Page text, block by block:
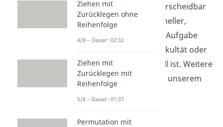
ist und ob Elemente unterscheidbar
sind. So erkennst du schneller,
welche Zählmethode zur Aufgabe
passt und warum eine Fakultät oder
ein geteilter Term sinnvoll ist. Weitere
Videos dazu findest du in unserem
Ziehen mit
Zurücklegen ohne
Reihenfolge
4/8 – Dauer: 02:32
Ziehen mit
Zurücklegen mit
Reihenfolge
5/8 – Dauer: 01:37
Permutation mit